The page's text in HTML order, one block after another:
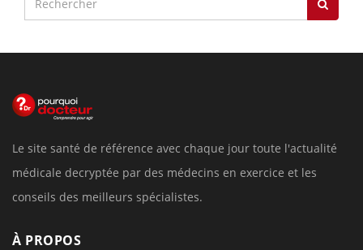
Le site santé de référence avec chaque jour toute l'actualité
médicale decryptée par des médecins en exercice et les
conseils des meilleurs spécialistes.
À PROPOS